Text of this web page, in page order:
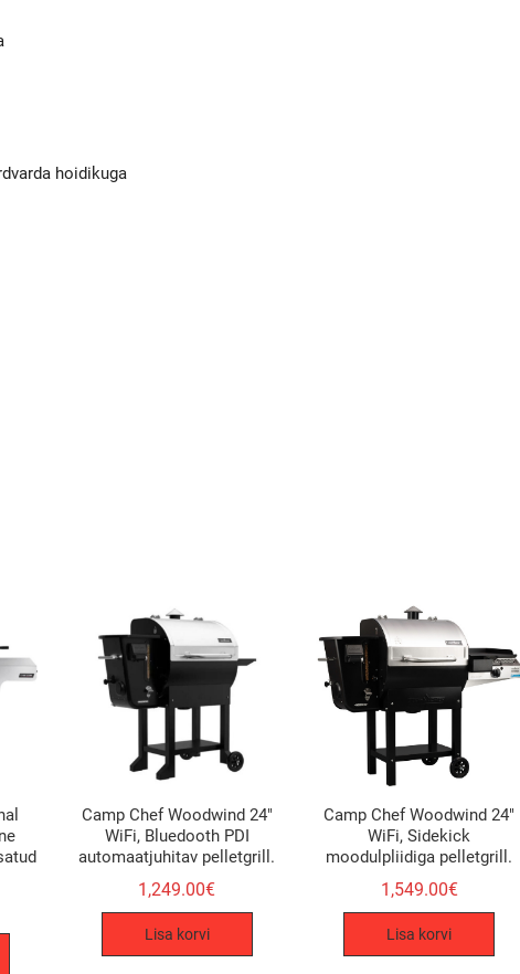
hoidikuga
Camp Chef Woodwind 24″
WiFi, Bluedooth PDI
automaatjuhitav pelletgrill.
1,249.00€
Lisa korvi
Camp Chef Woodwind 24″
WiFi, Sidekick
moodulpliidiga pelletgrill.
1,549.00€
Lisa korvi